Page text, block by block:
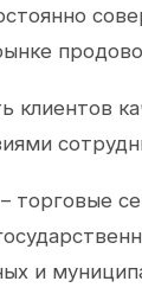
клиентов
и